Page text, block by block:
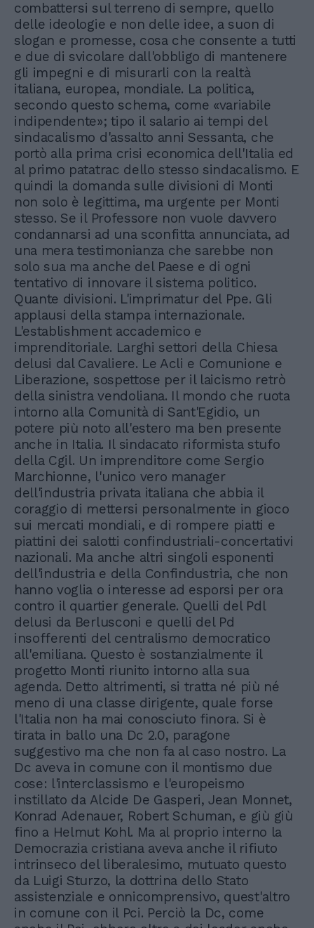
combattersi sul terreno di sempre, quello
delle ideologie e non delle idee, a suon di
slogan e promesse, cosa che consente a tutti
e due di svicolare dall'obbligo di mantenere
gli impegni e di misurarli con la realtà
italiana, europea, mondiale. La politica,
secondo questo schema, come «variabile
indipendente»; tipo il salario ai tempi del
sindacalismo d'assalto anni Sessanta, che
portò alla prima crisi economica dell'Italia ed
al primo patatrac dello stesso sindacalismo. E
quindi la domanda sulle divisioni di Monti
non solo è legittima, ma urgente per Monti
stesso. Se il Professore non vuole davvero
condannarsi ad una sconfitta annunciata, ad
una mera testimonianza che sarebbe non
solo sua ma anche del Paese e di ogni
tentativo di innovare il sistema politico.
Quante divisioni. L'imprimatur del Ppe. Gli
applausi della stampa internazionale.
L'establishment accademico e
imprenditoriale. Larghi settori della Chiesa
delusi dal Cavaliere. Le Acli e Comunione e
Liberazione, sospettose per il laicismo retrò
della sinistra vendoliana. Il mondo che ruota
intorno alla Comunità di Sant'Egidio, un
potere più noto all'estero ma ben presente
anche in Italia. Il sindacato riformista stufo
della Cgil. Un imprenditore come Sergio
Marchionne, l'unico vero manager
dell'industria privata italiana che abbia il
coraggio di mettersi personalmente in gioco
sui mercati mondiali, e di rompere piatti e
piattini dei salotti confindustriali-concertativi
nazionali. Ma anche altri singoli esponenti
dell'industria e della Confindustria, che non
hanno voglia o interesse ad esporsi per ora
contro il quartier generale. Quelli del Pdl
delusi da Berlusconi e quelli del Pd
insofferenti del centralismo democratico
all'emiliana. Questo è sostanzialmente il
progetto Monti riunito intorno alla sua
agenda. Detto altrimenti, si tratta né più né
meno di una classe dirigente, quale forse
l'Italia non ha mai conosciuto finora. Si è
tirata in ballo una Dc 2.0, paragone
suggestivo ma che non fa al caso nostro. La
Dc aveva in comune con il montismo due
cose: l'interclassismo e l'europeismo
instillato da Alcide De Gasperi, Jean Monnet,
Konrad Adenauer, Robert Schuman, e giù giù
fino a Helmut Kohl. Ma al proprio interno la
Democrazia cristiana aveva anche il rifiuto
intrinseco del liberalesimo, mutuato questo
da Luigi Sturzo, la dottrina dello Stato
assistenziale e onnicomprensivo, quest'altro
in comune con il Pci. Perciò la Dc, come